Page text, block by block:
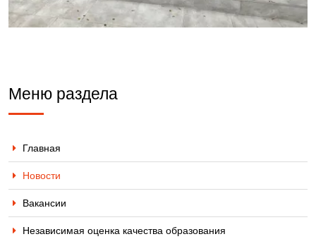
Меню раздела
Главная
Новости
Вакансии
Независимая оценка качества образования